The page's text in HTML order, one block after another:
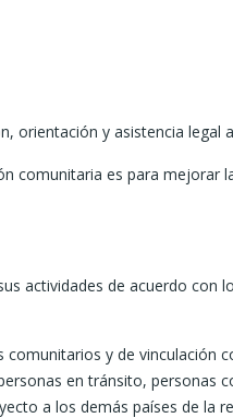
orientación y asistencia
comunitaria es para
actividades de acuerdo
y de vinculación
en tránsito,
a los demás países de la